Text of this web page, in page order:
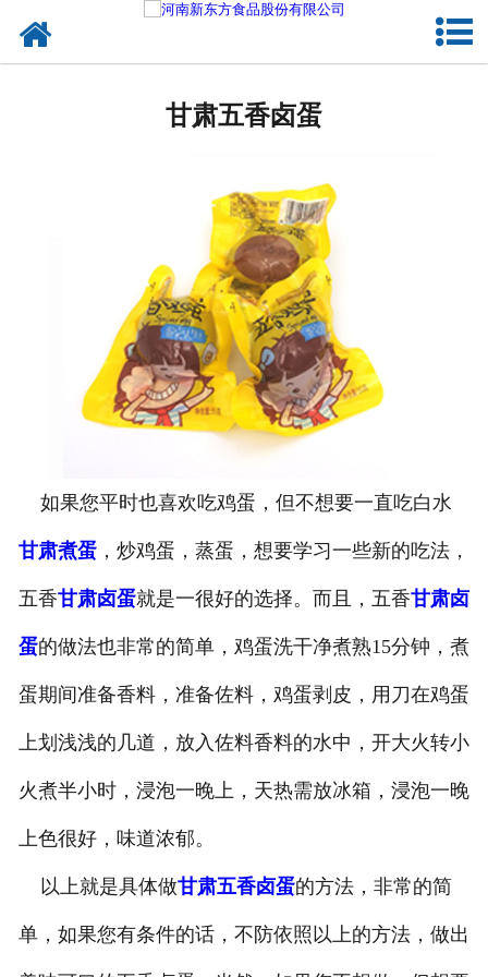
甘肃熟食品
甘肃调味品
甘肃鸡蛋壳粉
甘肃新东方食品
甘肃食品代加工
- 甘肃蜜汁味卤蛋
甘肃茶香味卤蛋
甘肃五香卤蛋
如果您平时也喜欢吃鸡蛋，但不想要一直吃白水
甘肃煮蛋，炒鸡蛋，蒸蛋，想要学习一些新的吃法，
五香甘肃卤蛋就是一很好的选择。而且，五香甘肃卤
蛋的做法也非常的简单，鸡蛋洗干净煮熟15分钟，煮
蛋期间准备香料，准备佐料，鸡蛋剥皮，用刀在鸡蛋
上划浅浅的几道，放入佐料香料的水中，开大火转小
火煮半小时，浸泡一晚上，天热需放冰箱，浸泡一晚
上色很好，味道浓郁。
以上就是具体做甘肃五香卤蛋的方法，非常的简
单，如果您有条件的话，不防依照以上的方法，做出